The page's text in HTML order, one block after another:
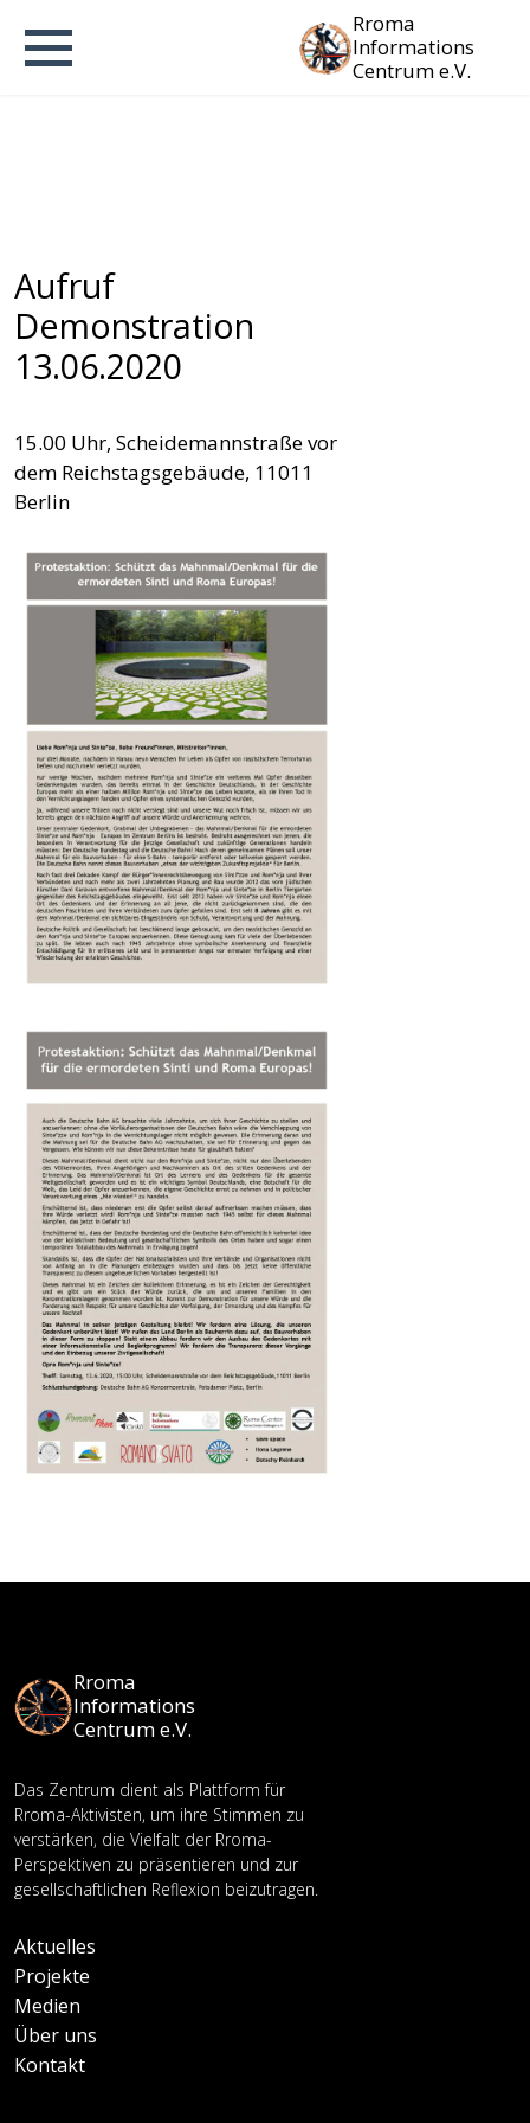
Rroma
Informations
Centrum e.V.
Aufruf
Demonstration
13.06.2020
15.00 Uhr, Scheidemannstraße vor
dem Reichstagsgebäude, 11011
Berlin
Rroma
Informations
Centrum e.V.
Das Zentrum dient als Plattform für
Rroma-Aktivisten, um ihre Stimmen zu
verstärken, die Vielfalt der Rroma-
Perspektiven zu präsentieren und zur
gesellschaftlichen Reflexion beizutragen.
Aktuelles
Projekte
Medien
Über uns
Kontakt